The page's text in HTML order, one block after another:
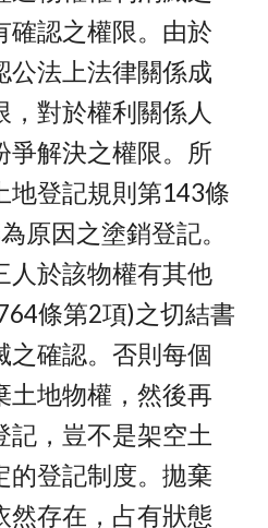
確認之權限。由於
公法上法律關係成
，對於權利關係人
爭解決之權限。所
地登記規則第143條
原因之塗銷登記。
人於該物權有其他
條第2項)之切結書
之確認。否則每個
土地物權，然後再
記，豈不是架空土
的登記制度。拋棄
然存在，占有狀態